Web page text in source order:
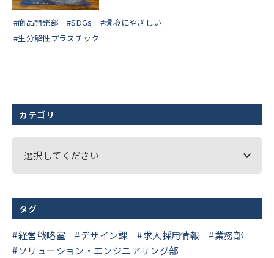
#商品開発部 #SDGs
#環境にやさしい
#生分解性プラスチック
カテゴリ
選択してください
タグ
経営戦略室 デザイン課 求人採用情報
業務部
ソリューション・エンジニアリング部